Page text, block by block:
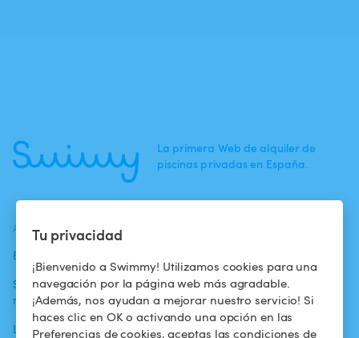
Tu privacidad
¡Bienvenido a Swimmy! Utilizamos cookies para una
navegación por la página web más agradable.
¡Además, nos ayudan a mejorar nuestro servicio! Si
haces clic en OK o activando una opción en las
Preferencias de cookies, aceptas las condiciones de
La primera Web de alquiler de
piscinas privadas en España.
ACTUALIDADES
Blog
Swimmy en los
medios
La aventura
Para los
propietarios
Alquilar mi
Condiciones de
uso
Política de